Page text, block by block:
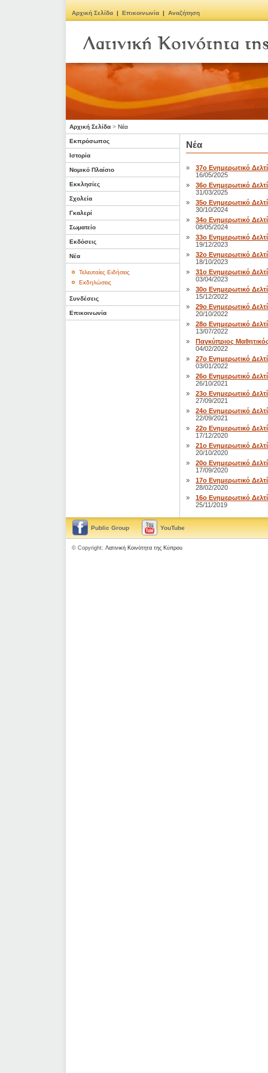
Αρχική Σελίδα | Επικοινωνία | Αναζήτηση
Αρχική Σελίδα > Νέα
Εκπρόσωπος
Ιστορία
Νομικό Πλαίσιο
Εκκλησίες
Σχολεία
Γκαλερί
Σωματείο
Εκδόσεις
Νέα
Τελευταίες Ειδήσεις
Εκδηλώσεις
Συνδέσεις
Επικοινωνία
Νέα
»
37ο Ενημερωτικό
16/05/2025
»
36ο Ενημερωτικό
31/03/2025
»
35ο Ενημερωτικό
30/10/2024
»
34ο Ενημερωτικό
08/05/2024
»
33ο Ενημερωτικό
19/12/2023
»
32ο Ενημερωτικό
18/10/2023
»
31ο Ενημερωτικό
03/04/2023
»
30ο Ενημερωτικό
15/12/2022
»
29ο Ενημερωτικό
20/10/2022
»
28ο Ενημερωτικό
13/07/2022
»
Παγκύπριος
04/02/2022
»
27ο Ενημερωτικό
03/01/2022
»
26ο Ενημερωτικό
26/10/2021
»
23ο Ενημερωτικό
27/09/2021
»
24ο Ενημερωτικό
22/09/2021
»
22ο Ενημερωτικό
17/12/2020
»
21ο Ενημερωτικό
20/10/2020
»
20ο Ενημερωτικό
17/09/2020
»
17ο Ενημερωτικό
28/02/2020
»
16ο Ενημερωτικό
25/11/2019
Public Group YouTube
© Copyright: Λατινική Κοινότητα της Κύπρου